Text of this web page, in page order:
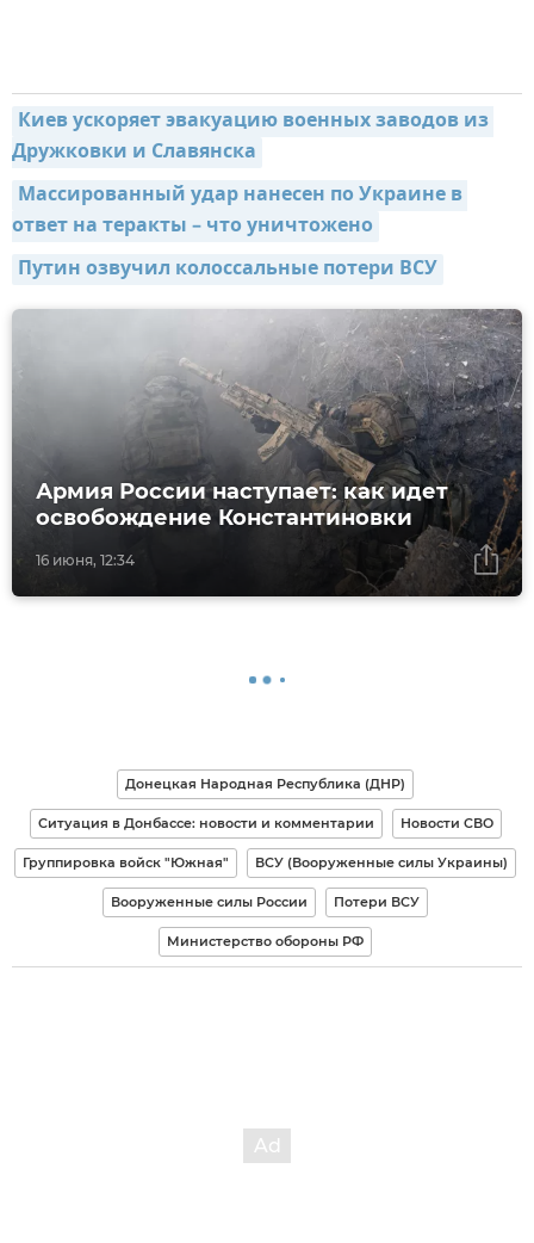
Киев ускоряет эвакуацию военных заводов из
Дружковки и Славянска
Массированный удар нанесен по Украине в
ответ на теракты – что уничтожено
Путин озвучил колоссальные потери ВСУ
16 июня, 12:34
Армия России наступает: как идет
освобождение Константиновки
Донецкая Народная Республика (ДНР)
Ситуация в Донбассе: новости и комментарии Новости СВО
Группировка войск "Южная" ВСУ (Вооруженные силы Украины)
Вооруженные силы России Потери ВСУ
Министерство обороны РФ